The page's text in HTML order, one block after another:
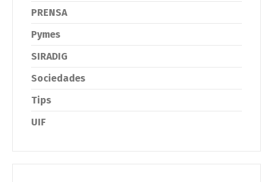
PRENSA
Pymes
SIRADIG
Sociedades
Tips
UIF